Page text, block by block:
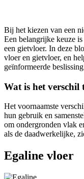
Bij het kiezen van een
Een belangrijke keuze
een gietvloer. In deze
vloer en gietvloer, en
geïnformeerde
Wat is het verschil
Het voornaamste
hun gebruik en
om ondergronden vlak
als de daadwerkelijke,
Egaline vloer